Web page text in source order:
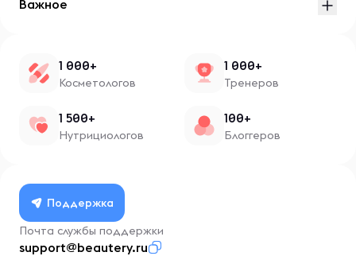
Важное
1 000+
Косметологов
1 000+
Тренеров
1 500+
Нутрициологов
100+
Блоггеров
Поддержка
Почта службы поддержки
support@beautery.ru